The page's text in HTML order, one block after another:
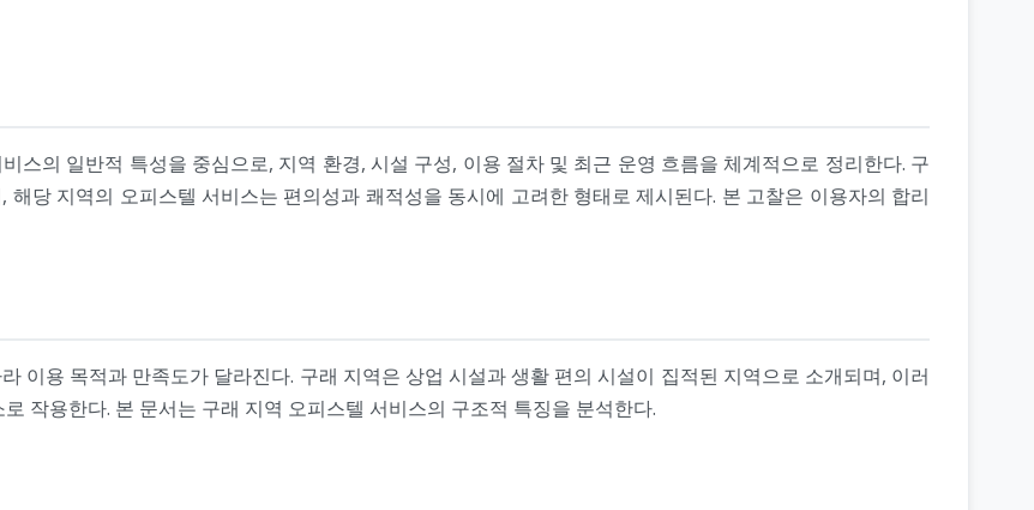
스의 일반적 특성을 중심으로, 지역 환경, 시설 구성, 이용 절차 및 최근 운영 흐름을 체계적으로 정리한다. 구
해당 지역의 오피스텔 서비스는 편의성과 쾌적성을 동시에 고려한 형태로 제시된다. 본 고찰은 이용자의 합리
이용 목적과 만족도가 달라진다. 구래 지역은 상업 시설과 생활 편의 시설이 집적된 지역으로 소개되며, 이러
작용한다. 본 문서는 구래 지역 오피스텔 서비스의 구조적 특징을 분석한다.